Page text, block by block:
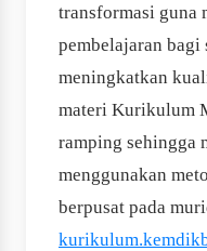
transformasi guna
pembelajaran
meningkatkan
materi Kurikulum
ramping sehingga
menggunakan
berpusat pada